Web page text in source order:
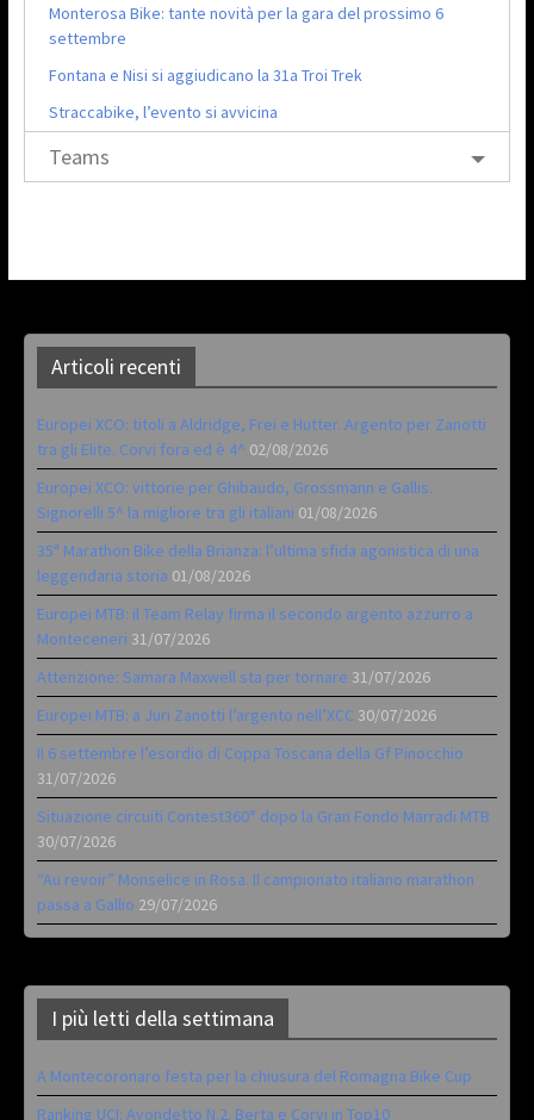
Monterosa Bike: tante novità per la gara del prossimo 6
settembre
Fontana e Nisi si aggiudicano la 31a Troi Trek
Straccabike, l’evento si avvicina
Teams
Articoli recenti
Europei XCO: titoli a Aldridge, Frei e Hutter. Argento per Zanotti
tra gli Elite. Corvi fora ed è 4^ 02/08/2026
Europei XCO: vittorie per Ghibaudo, Grossmann e Gallis.
Signorelli 5^ la migliore tra gli italiani 01/08/2026
35ª Marathon Bike della Brianza: l’ultima sfida agonistica di una
leggendaria storia 01/08/2026
Europei MTB: il Team Relay firma il secondo argento azzurro a
Monteceneri 31/07/2026
Attenzione: Samara Maxwell sta per tornare 31/07/2026
Europei MTB: a Juri Zanotti l’argento nell’XCC 30/07/2026
Il 6 settembre l’esordio di Coppa Toscana della Gf Pinocchio
31/07/2026
Situazione circuiti Contest360° dopo la Gran Fondo Marradi MTB
30/07/2026
“Au revoir” Monselice in Rosa. Il campionato italiano marathon
passa a Gallio 29/07/2026
I più letti della settimana
A Montecoronaro festa per la chiusura del Romagna Bike Cup
Ranking UCI: Avondetto N.2. Berta e Corvi in Top10